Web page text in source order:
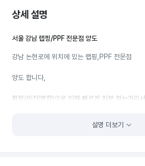
상세 설명
서울 강남 랩핑/PPF 전문점 양도
강남 논현로에 위치에 있는 랩핑,PPF 전문점
양도 합니다,
확장/이전(병합)으로 인해 빠르게 처분 하는거라
설명 더보기